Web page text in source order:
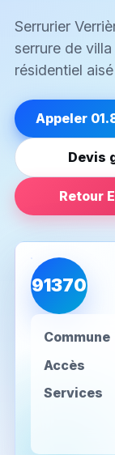
Serrurier
serrure de
résidentiel
Appeler
Devis
Retour
91370
Commune
Accès
Services